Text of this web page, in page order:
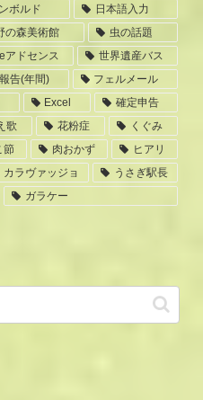
ボルド
日本語入力
の森美術館
虫の話題
アドセンス
世界遺産バス
告(年間)
フェルメール
Excel
確定申告
歌 花粉症
くぐみ
節 肉おかず
ヒアリ
カラヴァッジョ
うさぎ駅長
ガラケー